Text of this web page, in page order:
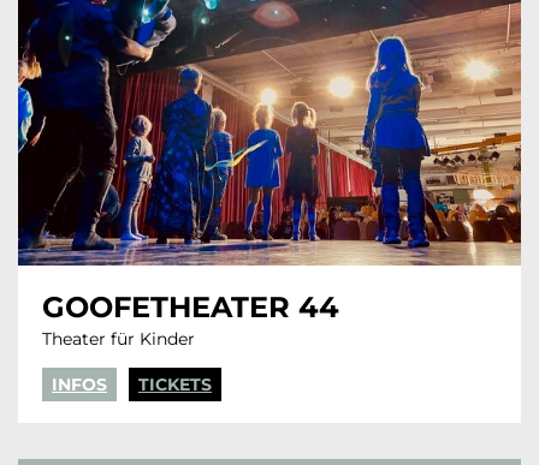
GOOFETHEATER 44
Theater für Kinder
INFOS TICKETS